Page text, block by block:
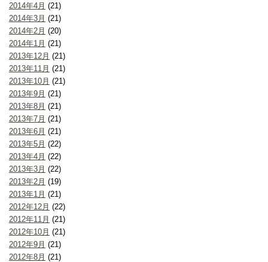
2014年4月 (21)
2014年3月 (21)
2014年2月 (20)
2014年1月 (21)
2013年12月 (21)
2013年11月 (21)
2013年10月 (21)
2013年9月 (21)
2013年8月 (21)
2013年7月 (21)
2013年6月 (21)
2013年5月 (22)
2013年4月 (22)
2013年3月 (22)
2013年2月 (19)
2013年1月 (21)
2012年12月 (22)
2012年11月 (21)
2012年10月 (21)
2012年9月 (21)
2012年8月 (21)